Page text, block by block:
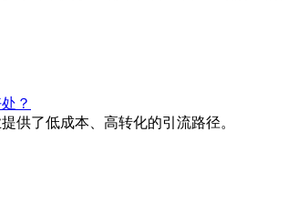
？
供了低成本、高转化的引流路径。